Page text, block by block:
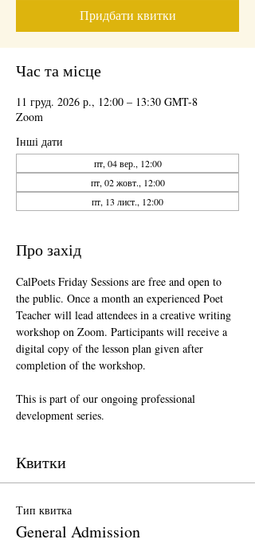
Придбати квитки
Час та місце
11 груд. 2026 р., 12:00 – 13:30 GMT-8
Zoom
Інші дати
пт, 04 вер., 12:00
пт, 02 жовт., 12:00
пт, 13 лист., 12:00
Про захід
CalPoets Friday Sessions are free and open to
the public. Once a month an experienced Poet
Teacher will lead attendees in a creative writing
workshop on Zoom. Participants will receive a
digital copy of the lesson plan given after
completion of the workshop.
This is part of our ongoing professional
development series.
Квитки
Тип квитка
General Admission